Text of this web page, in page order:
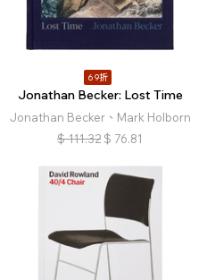
69折
Jonathan Becker: Lost Time
Jonathan Becker、Mark Holborn
$ 111.32 $ 76.81